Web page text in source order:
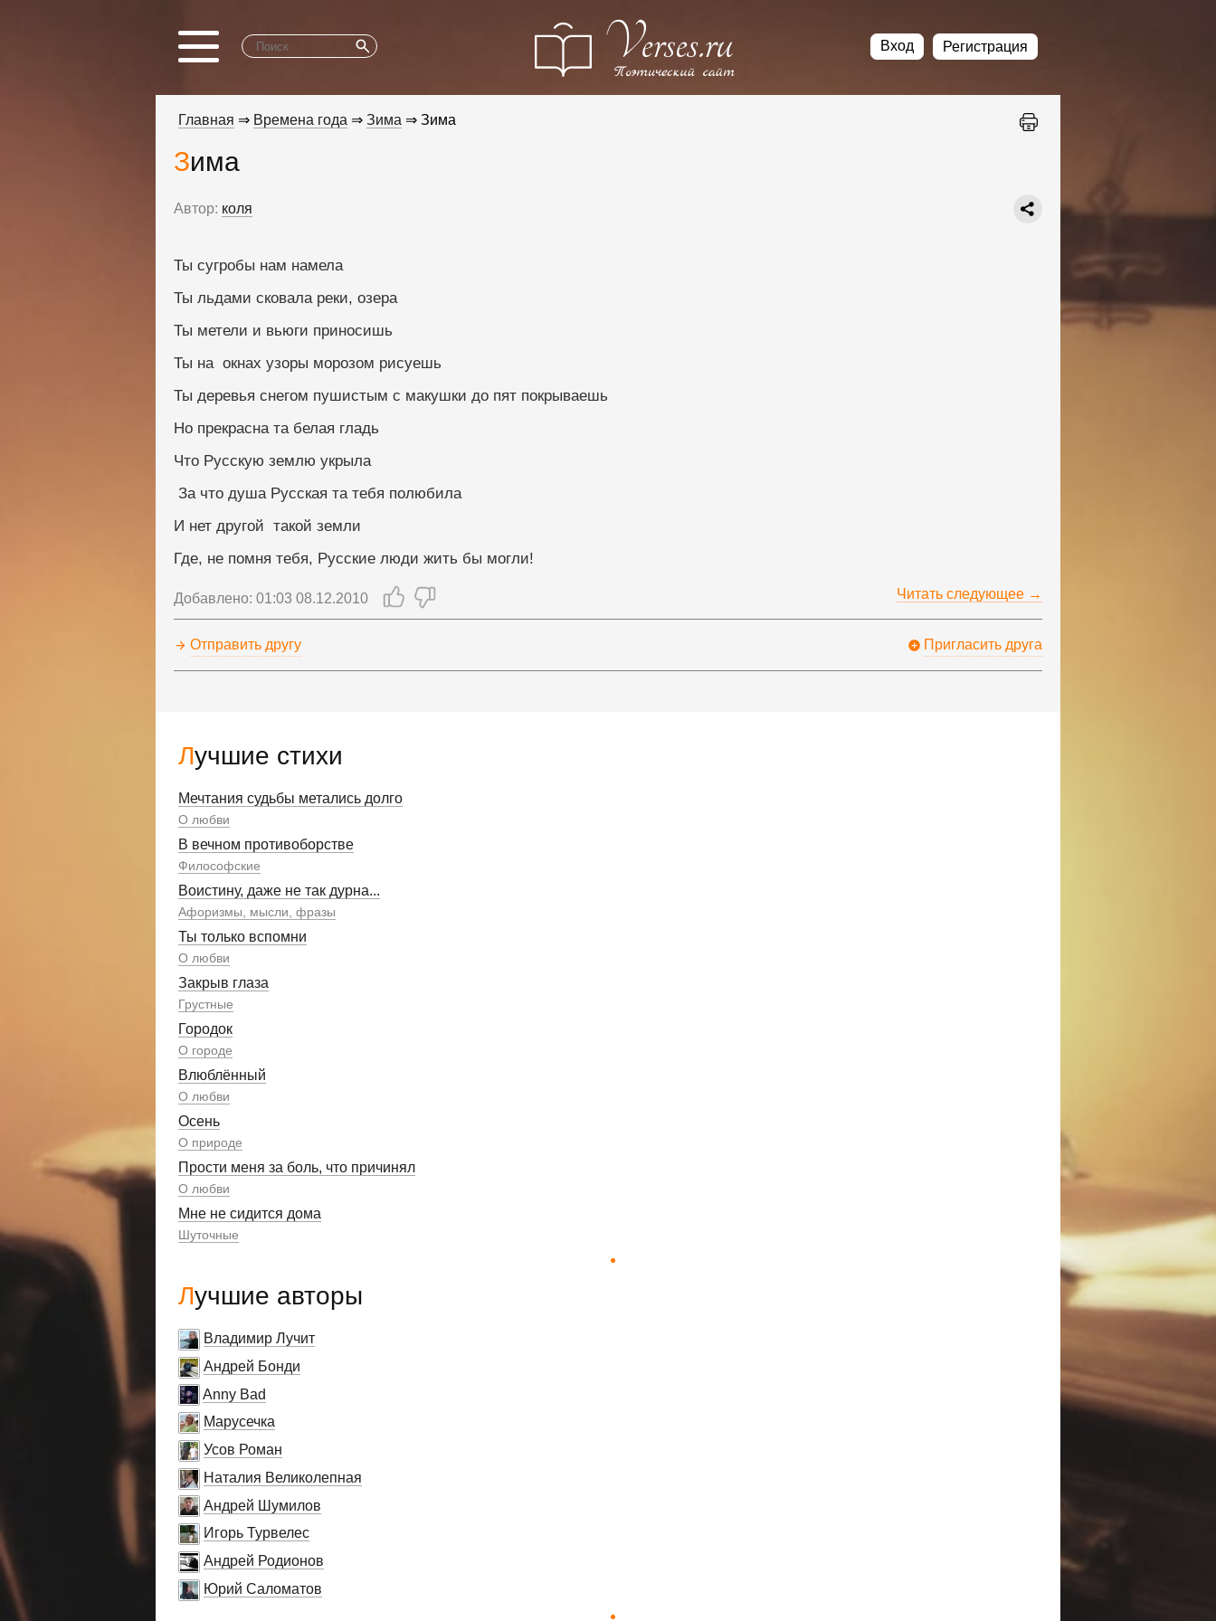
Вход Регистрация
Лучшие стихи
Мечтания судьбы метались долго
О любви
В вечном противоборстве
Философские
Воистину, даже не так дурна...
Афоризмы, мысли, фразы
Ты только вспомни
О любви
Закрыв глаза
Грустные
Городок
О городе
Влюблённый
О любви
Осень
О природе
Прости меня за боль, что причинял
О любви
Мне не сидится дома
Шуточные
Лучшие авторы
Владимир Лучит
Андрей Бонди
Anny Bad
Марусечка
Усов Роман
Наталия Великолепная
Андрей Шумилов
Игорь Турвелес
Андрей Родионов
Юрий Саломатов
Главная ⇒ Времена года ⇒ Зима ⇒ Зима
Зима
Автор: коля
Ты сугробы нам намела
Ты льдами сковала реки, озера
Ты метели и вьюги приносишь
Ты на  окнах узоры морозом рисуешь
Ты деревья снегом пушистым с макушки до пят покрываешь
Но прекрасна та белая гладь
Что Русскую землю укрыла
За что душа Русская та тебя полюбила
И нет другой  такой земли
Где, не помня тебя, Русские люди жить бы могли!
Добавлено: 01:03 08.12.2010 Читать следующее →
Отправить другу Пригласить друга